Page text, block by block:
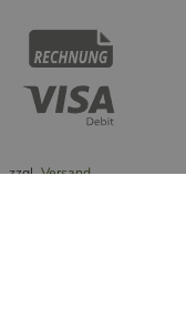
zzgl.Versand